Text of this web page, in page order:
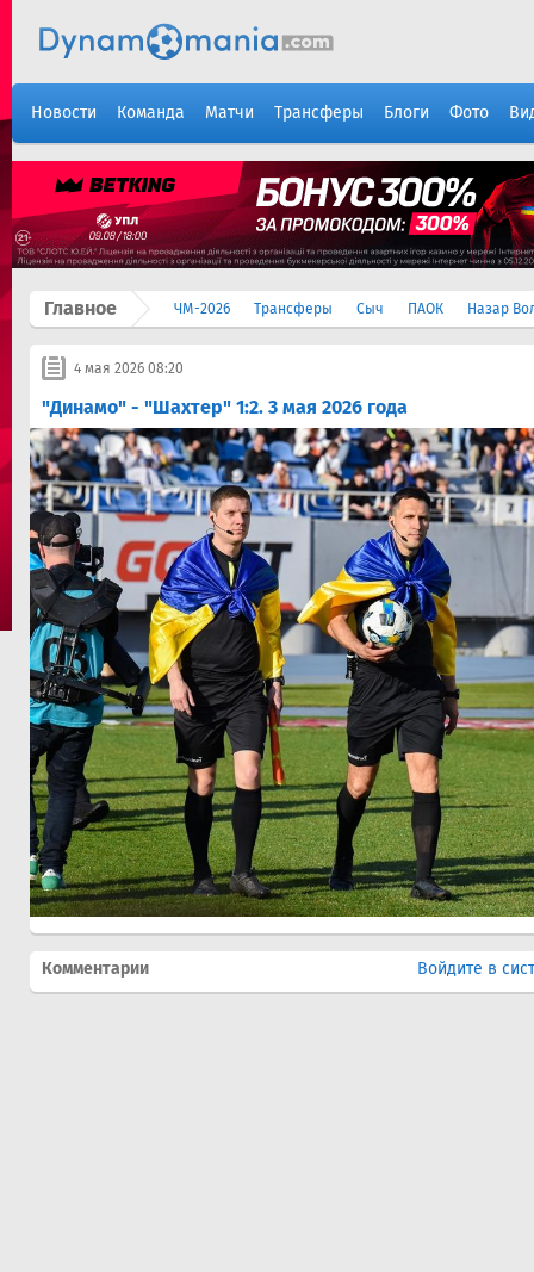
Новости Команда Матчи Трансферы Блоги Фото
Главное ЧМ-2026 Трансферы Сыч ПАОК Назар
4 мая 2026 08:20
"Динамо" - "Шахтер" 1:2. 3 мая 2026 года
Комментарии Войдите в